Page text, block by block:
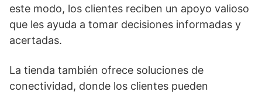
este modo, los clientes reciben un apoyo valioso
que les ayuda a tomar decisiones informadas y
acertadas.
La tienda también ofrece soluciones de
conectividad, donde los clientes pueden